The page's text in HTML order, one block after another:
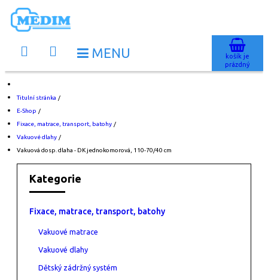
košík je
prázdný
Titulní stránka /
E-Shop /
Fixace, matrace, transport, batohy /
Vakuové dlahy /
Vakuová dosp. dlaha - DK jednokomorová, 110-70/40 cm
Kategorie
Fixace, matrace, transport, batohy
Vakuové matrace
Vakuové dlahy
Dětský zádržný systém